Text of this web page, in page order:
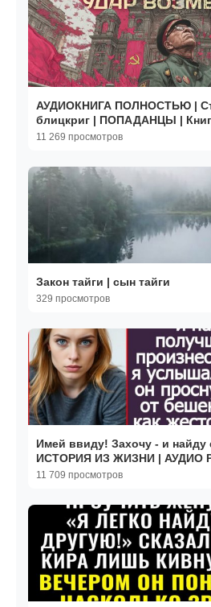
АУДИОКНИГА ПОЛНОСТЬЮ |
блицкриг | ПОПАДАНЦЫ |
11 269 просмотров
Закон тайги | сын тайги
329 просмотров
Имей ввиду! Захочу - и найду
ИСТОРИЯ ИЗ ЖИЗНИ | АУДИО
СЛУШАТЬ ИСТОРИЮ
11 709 просмотров